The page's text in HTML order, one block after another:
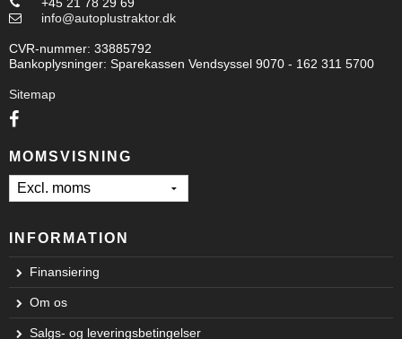
+45 21 78 29 69
info@autoplustraktor.dk
CVR-nummer: 33885792
Bankoplysninger: Sparekassen Vendsyssel 9070 - 162 311 5700
Sitemap
MOMSVISNING
INFORMATION
Finansiering
Om os
Salgs- og leveringsbetingelser